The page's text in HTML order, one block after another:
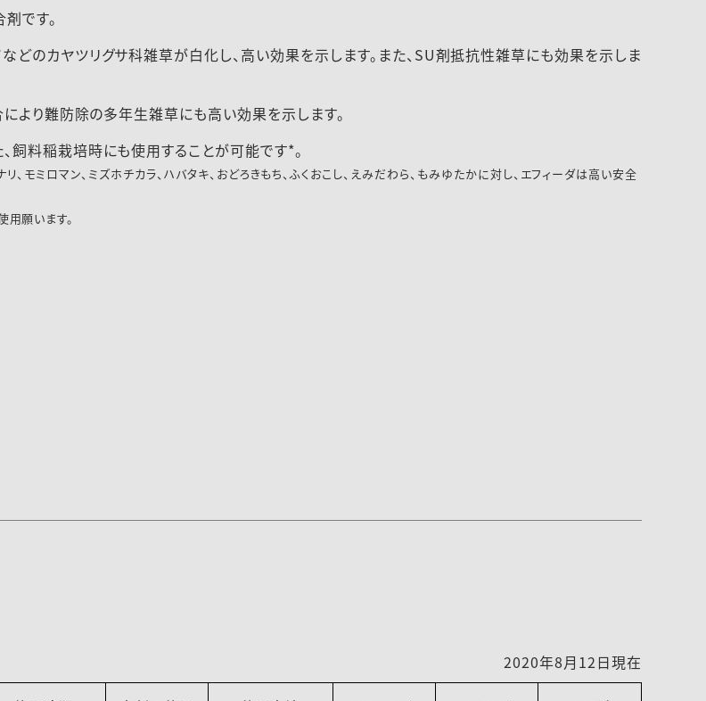
です。
どのカヤツリグサ科雑草が白化し、高い効果を示します。また、SU剤抵抗性雑草にも効果を示しま
により難防除の多年生雑草にも高い効果を示します。
飼料稲栽培時にも使用することが可能です*。
モミロマン、ミズホチカラ、ハバタキ、おどろきもち、ふくおこし、えみだわら、もみゆたかに対し、エフィーダは高い安全
願います。
2020年8月12日現在